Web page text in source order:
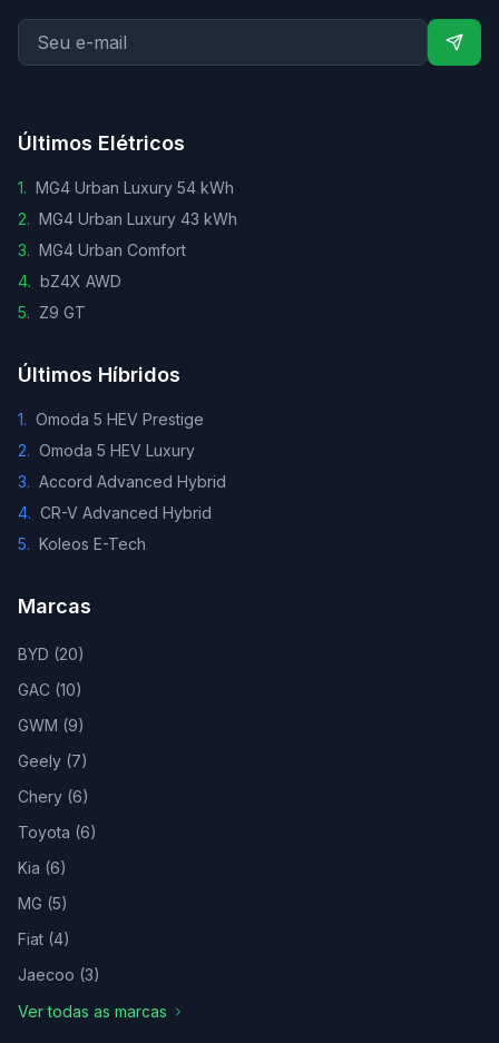
Últimos Elétricos
1. MG4 Urban Luxury 54 kWh
2. MG4 Urban Luxury 43 kWh
3. MG4 Urban Comfort
4. bZ4X AWD
5. Z9 GT
Últimos Híbridos
1. Omoda 5 HEV Prestige
2. Omoda 5 HEV Luxury
3. Accord Advanced Hybrid
4. CR-V Advanced Hybrid
5. Koleos E-Tech
Marcas
BYD (20)
GAC (10)
GWM (9)
Geely (7)
Chery (6)
Toyota (6)
Kia (6)
MG (5)
Fiat (4)
Jaecoo (3)
Ver todas as marcas